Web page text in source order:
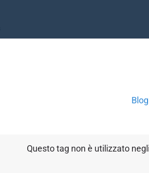
Blog